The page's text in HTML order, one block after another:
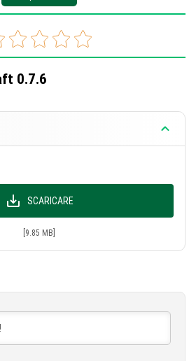
0.7.6
SCARICARE
[9.85 MB]